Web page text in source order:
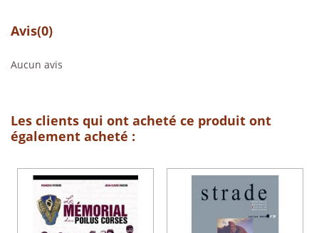
Avis(0)
Aucun avis
Les clients qui ont acheté ce produit ont
également acheté :